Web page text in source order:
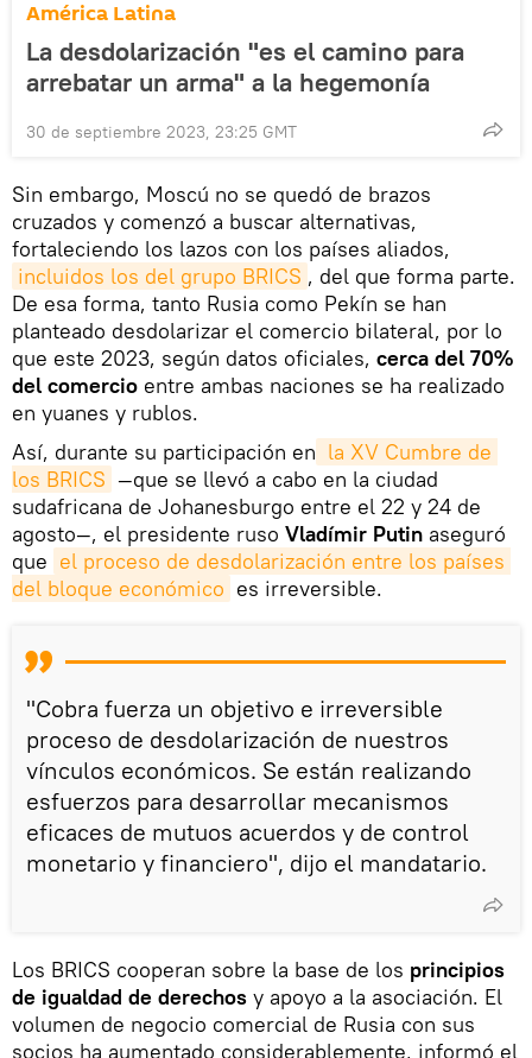
América Latina
La desdolarización "es el camino para
arrebatar un arma" a la hegemonía
30 de septiembre 2023, 23:25 GMT
Sin embargo, Moscú no se quedó de brazos
cruzados y comenzó a buscar alternativas,
fortaleciendo los lazos con los países aliados,
incluidos los del grupo BRICS , del que forma parte.
De esa forma, tanto Rusia como Pekín se han
planteado desdolarizar el comercio bilateral, por lo
que este 2023, según datos oficiales, cerca del 70%
del comercio entre ambas naciones se ha realizado
en yuanes y rublos.
Así, durante su participación en la XV Cumbre de
los BRICS —que se llevó a cabo en la ciudad
sudafricana de Johanesburgo entre el 22 y 24 de
agosto—, el presidente ruso Vladímir Putin aseguró
que el proceso de desdolarización entre los países
del bloque económico es irreversible.
"Cobra fuerza un objetivo e irreversible
proceso de desdolarización de nuestros
vínculos económicos. Se están realizando
esfuerzos para desarrollar mecanismos
eficaces de mutuos acuerdos y de control
monetario y financiero", dijo el mandatario.
Los BRICS cooperan sobre la base de los principios
de igualdad de derechos y apoyo a la asociación. El
volumen de negocio comercial de Rusia con sus
socios ha aumentado considerablemente, informó el